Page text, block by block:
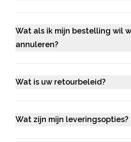
Wat als ik mijn bestelling wil
annuleren?
Wat is uw retourbeleid?
Wat zijn mijn leveringsopties?